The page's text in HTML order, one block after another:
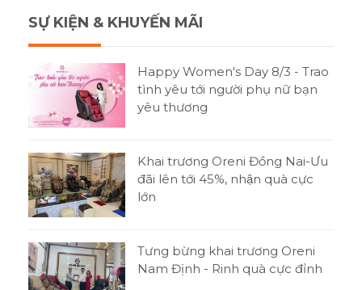
SỰ KIỆN & KHUYẾN MÃI
Happy Women's Day 8/3 - Trao
tình yêu tới người phụ nữ bạn
yêu thương
Khai trương Oreni Đồng Nai-Ưu
đãi lên tới 45%, nhận quà cực
lớn
Tưng bừng khai trương Oreni
Nam Định - Rinh quà cực đỉnh